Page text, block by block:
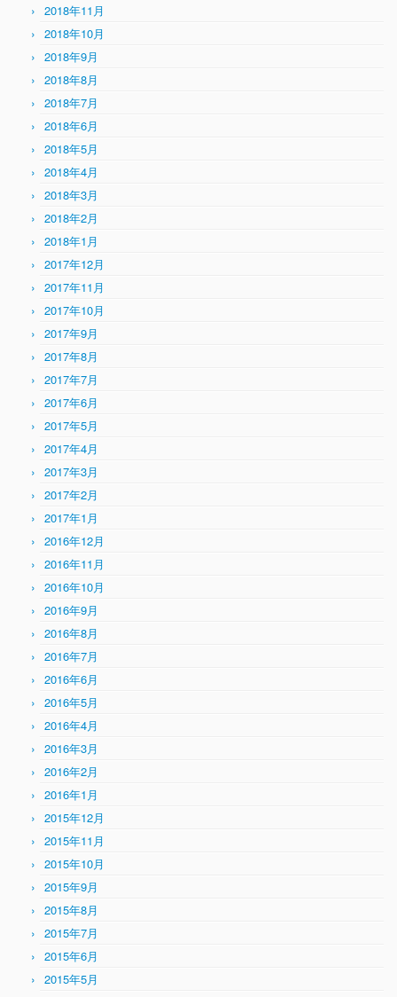
2018年11月
2018年10月
2018年9月
2018年8月
2018年7月
2018年6月
2018年5月
2018年4月
2018年3月
2018年2月
2018年1月
2017年12月
2017年11月
2017年10月
2017年9月
2017年8月
2017年7月
2017年6月
2017年5月
2017年4月
2017年3月
2017年2月
2017年1月
2016年12月
2016年11月
2016年10月
2016年9月
2016年8月
2016年7月
2016年6月
2016年5月
2016年4月
2016年3月
2016年2月
2016年1月
2015年12月
2015年11月
2015年10月
2015年9月
2015年8月
2015年7月
2015年6月
2015年5月